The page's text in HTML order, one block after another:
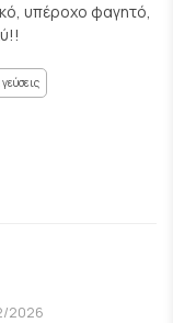
υπέροχο φαγητό,
2026